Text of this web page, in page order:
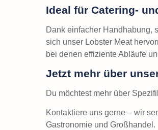
Ideal für Catering-
Dank einfacher Handhabung,
sich unser Lobster Meat
bei denen effiziente Abläufe
Jetzt mehr über
Du möchtest mehr über
Kontaktiere uns gerne – wir
Gastronomie und Großhandel.